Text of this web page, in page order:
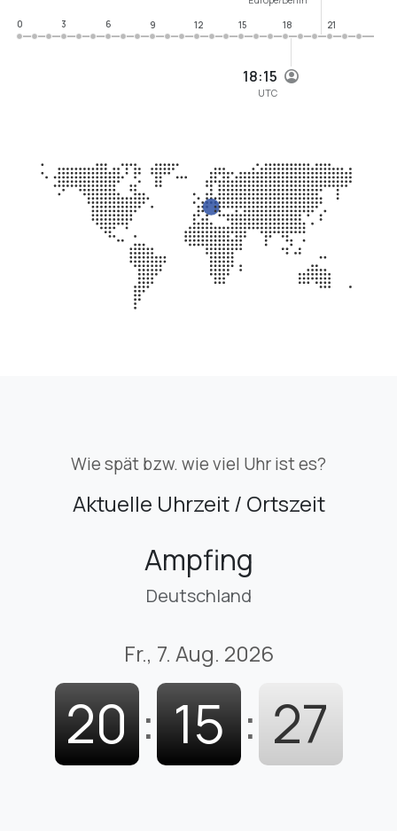
18:15
UTC
0
3 6 9 12 15 18 21
Wie spät bzw. wie viel Uhr ist es?
Aktuelle Uhrzeit / Ortszeit
Ampfing
Deutschland
Fr., 7. Aug. 2026
20 : 15 : 29